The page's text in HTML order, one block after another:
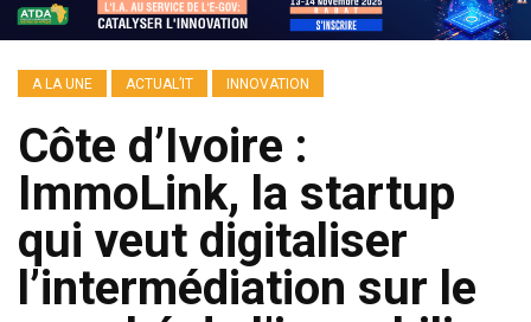
A LA UNE ACTUAL’IT INNOVATION
Côte d’Ivoire :
ImmoLink, la startup
qui veut digitaliser
l’intermédiation sur le